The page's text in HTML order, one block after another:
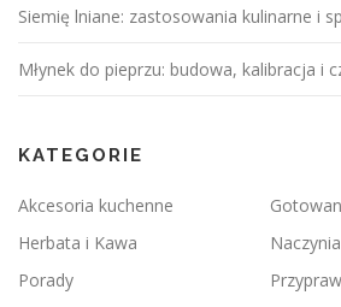
Siemię lniane: zastosowania kulinarne i
Młynek do pieprzu: budowa, kalibracja i
KATEGORIE
Akcesoria kuchenne
Herbata i Kawa
Porady